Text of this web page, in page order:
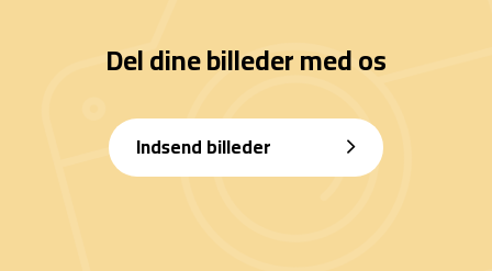
Del dine billeder med os
Indsend billeder